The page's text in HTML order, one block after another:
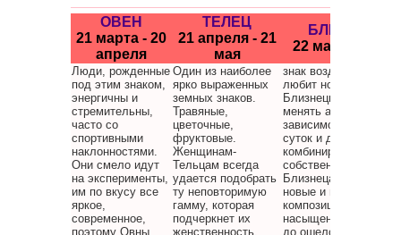
ОВЕН
21 марта - 20
апреля
ТЕЛЕЦ
21 апреля - 21
мая
БЛИЗНЕЦЫ
22 мая - 21
Люди, рожденные
под этим знаком,
энергичны и
стремительны,
часто со
спортивными
наклонностями.
Они смело идут
на эксперименты,
им по вкусу все
яркое,
современное,
поэтому Овны
Один из наиболее
ярко выраженных
земных знаков.
Травяные,
цветочные,
фруктовые.
Женщинам-
Тельцам всегда
удается подобрать
ту неповторимую
гамму, которая
подчеркнет их
женственность.
знак воздуха,
любит новизну во
Близнецы готовы
менять ароматы в
зависимости от
суток и даже
комбинировать их на
собственный вкус.
Близнецам нравится
новые и модные
композиции, начиная
насыщенных
до ошеломляющих